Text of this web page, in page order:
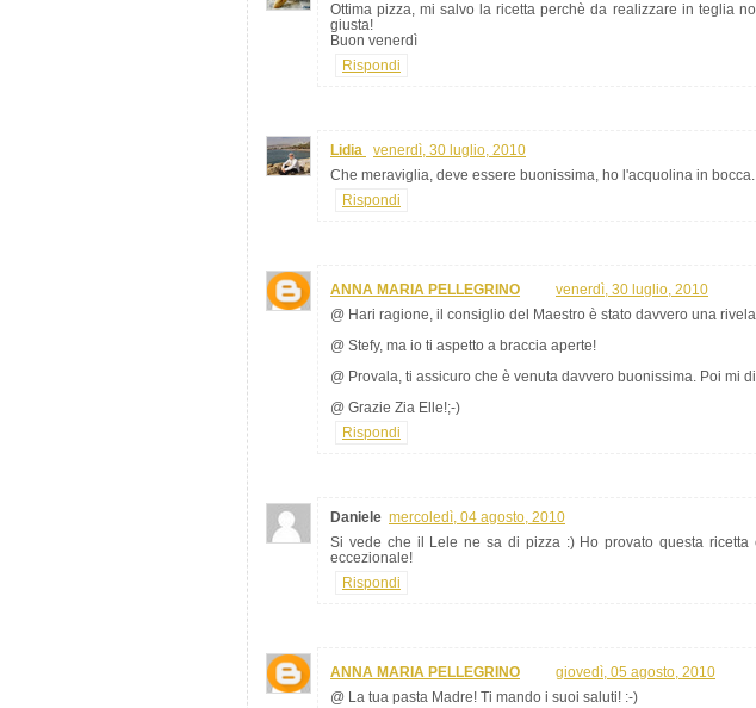
Ottima pizza, mi salvo la ricetta perchè da realizzare in teglia
giusta!
Buon venerdì
Rispondi
Lidia
venerdì, 30 luglio, 2010
Che meraviglia, deve essere buonissima, ho l'acquolina in
Rispondi
ANNA MARIA PELLEGRINO
venerdì, 30 luglio, 2010
@ Hari ragione, il consiglio del Maestro è stato davvero una
@ Stefy, ma io ti aspetto a braccia aperte!
@ Provala, ti assicuro che è venuta davvero buonissima. Poi mi
@ Grazie Zia Elle!;-)
Rispondi
Daniele mercoledì, 04 agosto, 2010
Si vede che il Lele ne sa di pizza :) Ho provato questa ricetta
eccezionale!
Rispondi
ANNA MARIA PELLEGRINO
giovedì, 05 agosto, 2010
@ La tua pasta Madre! Ti mando i suoi saluti! :-)